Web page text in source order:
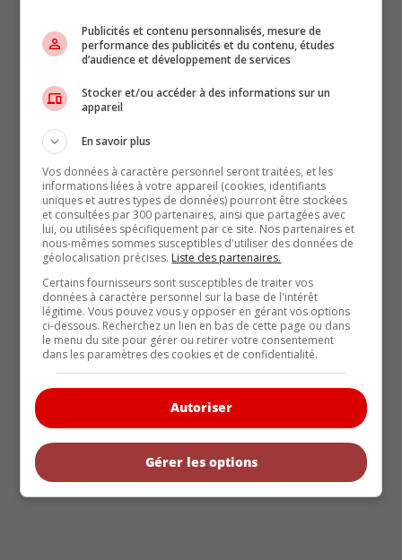
Nouvelle dotation haut de gamme
« Nuit » pour les Hyundai Palisade et
Ioniq 9 2027
Le noir est à l’honneur chez Hyundai. Après avoir
lancé la version Nuit du Tucson [...]
Lire la suite
Publicités et contenu personnalisés, mesure de
performance des publicités et du contenu, études
d’audience et développement de services
Stocker et/ou accéder à des informations sur un
appareil
En savoir plus
Vos données à caractère personnel seront traitées, et les
informations liées à votre appareil (cookies, identifiants
uniques et autres types de données) pourront être stockées
et consultées par 300 partenaires, ainsi que partagées avec
lui, ou utilisées spécifiquement par ce site. Nos partenaires et
nous-mêmes sommes susceptibles d'utiliser des données de
géolocalisation précises. Liste des partenaires.
Certains fournisseurs sont susceptibles de traiter vos
données à caractère personnel sur la base de l'intérêt
légitime. Vous pouvez vous y opposer en gérant vos options
ci-dessous. Recherchez un lien en bas de cette page ou dans
le menu du site pour gérer ou retirer votre consentement
dans les paramètres des cookies et de confidentialité.
Autoriser
Gérer les options